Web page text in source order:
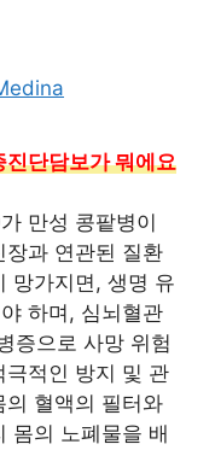
단담보가 뭐에요
만성 콩팥병이
장과 연관된 질환
망가지면, 생명 유
하며, 심뇌혈관
증으로 사망 위험
극적인 방지 및 관
의 혈액의 필터와
몸의 노폐물을 배